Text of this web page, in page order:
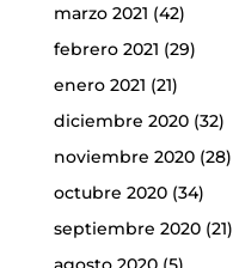
marzo 2021 (42)
febrero 2021 (29)
enero 2021 (21)
diciembre 2020(32)
noviembre 2020(28)
octubre 2020(34)
septiembre 2020(21)